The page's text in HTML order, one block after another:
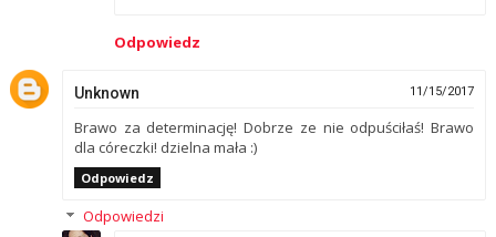
Odpowiedz
Unknown 11/15/2017
Brawo za determinację! Dobrze ze nie odpuściłaś! Brawo
dla córeczki! dzielna mała :)
Odpowiedz
Odpowiedzi